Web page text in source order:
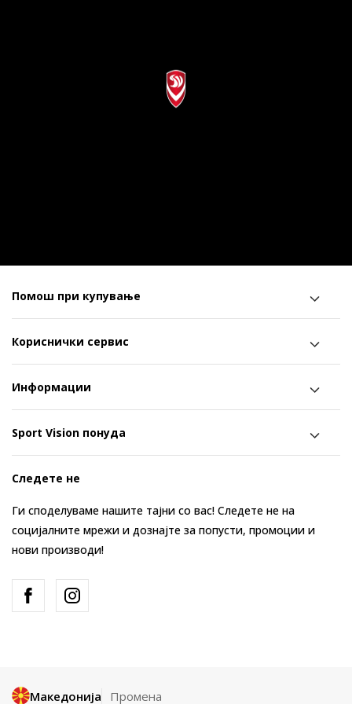
Помош при купување
Кориснички сервис
Информации
Sport Vision понуда
Следете не
Ги споделуваме нашите тајни со вас! Следете не на
социјалните мрежи и дознајте за попусти, промоции и
нови производи!
Македонија Промена